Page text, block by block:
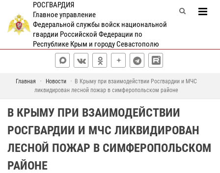
РОСГВАРДИЯ
Главное управление
Федеральной службы войск национальной
гвардии Российской Федерации по
Республике Крым и городу Севастополю
Главная Новости
В Крыму при взаимодействии Росгвардии и МЧС
ликвидирован лесной пожар в симферопольском районе
В КРЫМУ ПРИ ВЗАИМОДЕЙСТВИИ
РОСГВАРДИИ И МЧС ЛИКВИДИРОВАН
ЛЕСНОЙ ПОЖАР В СИМФЕРОПОЛЬСКОМ
РАЙОНЕ